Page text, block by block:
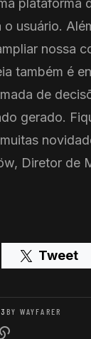
plataforma
o usuário.
nossa
também é
de
gerado.
Diretor de
Tweet
BY WAYFARER